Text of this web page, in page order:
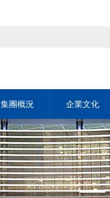
集團概況 企業文化